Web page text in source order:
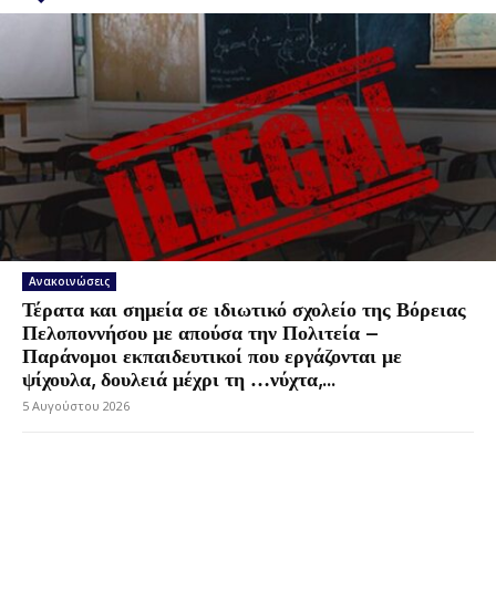
Ανακοινώσεις
Τέρατα και σημεία σε ιδιωτικό σχολείο της Βόρειας
Πελοποννήσου με απούσα την Πολιτεία –
Παράνομοι εκπαιδευτικοί που εργάζονται με
ψίχουλα, δουλειά μέχρι τη …νύχτα,...
5 Αυγούστου 2026